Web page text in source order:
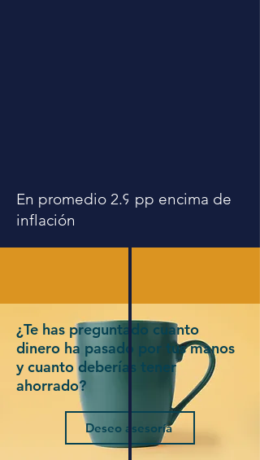
En promedio 2.9 pp encima de
inflación
¿Te has preguntado cuanto
dinero ha pasado por tus manos
y cuanto deberías tener
ahorrado?
Deseo asesoría